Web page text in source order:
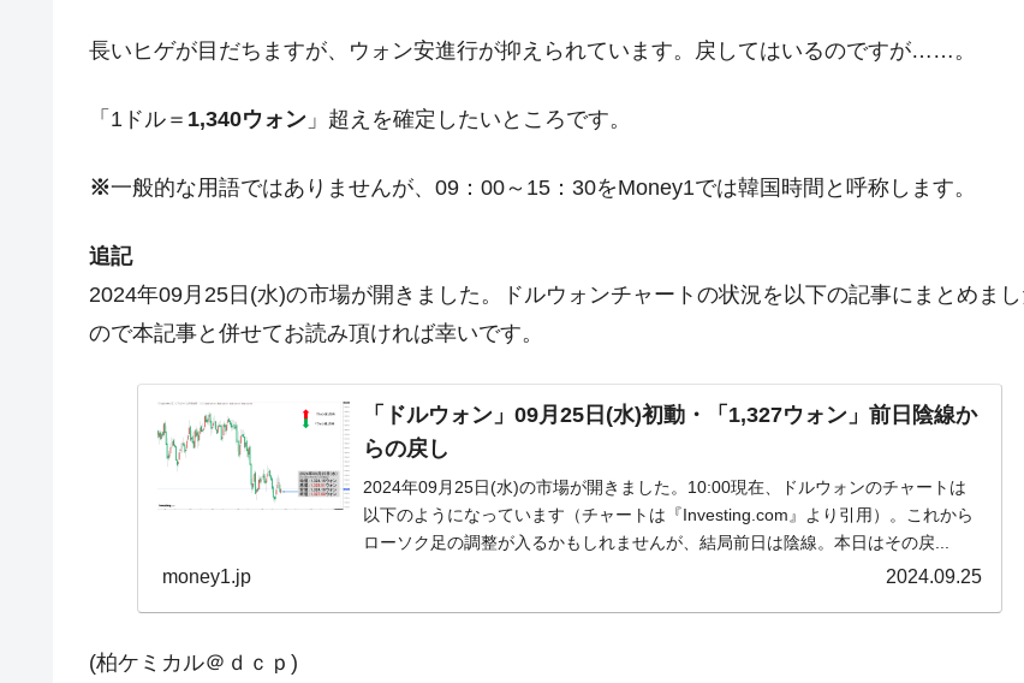
長いヒゲが目だちますが、ウォン安進行が抑えられています。戻してはいるのですが……。
「1ドル＝ 1,340ウォン 」超えを確定したいところです。
※一般的な用語ではありませんが、09：00～15：30をMoney1では韓国時間と呼称します。
追記
2024年09月25日(水)の市場が開きました。ドルウォンチャートの状況を以下の記事にまとめまし
ので本記事と併せてお読み頂ければ幸いです。
「ドルウォン」09月25日(水)初動・「1,327ウォン」前日陰線か
らの戻し
2024年09月25日(水)の市場が開きました。10:00現在、ドルウォンのチャートは
以下のようになっています（チャートは『Investing.com』より引用）。これから
ローソク足の調整が入るかもしれませんが、結局前日は陰線。本日はその戻...
money1.jp 2024.09.25
(柏ケミカル＠ｄｃｐ)